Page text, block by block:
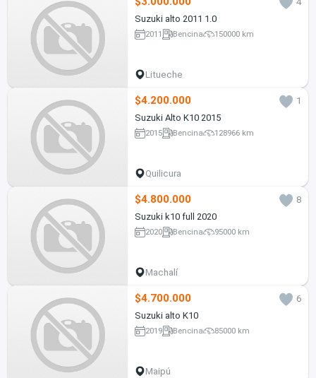
Suzuki alto 2011 1.0
2011 Bencina 150000 km
Litueche
$4.200.000
1
Suzuki Alto K10 2015
2015 Bencina 128966 km
Quilicura
$4.800.000
8
Suzuki k10 full 2020
2020 Bencina 95000 km
Machalí
$4.700.000
6
Suzuki alto K10
2019 Bencina 85000 km
Maipú